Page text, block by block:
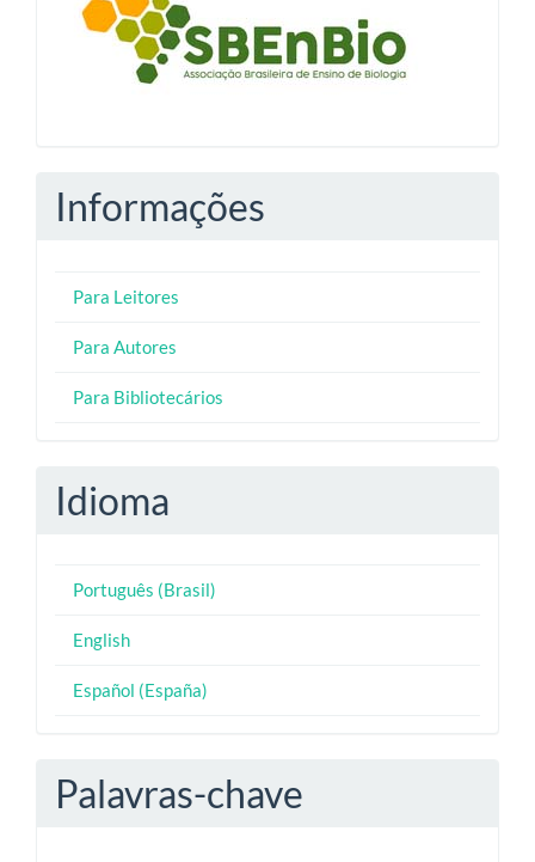
Informações
Para Leitores
Para Autores
Para Bibliotecários
Idioma
Português (Brasil)
English
Español (España)
Palavras-chave